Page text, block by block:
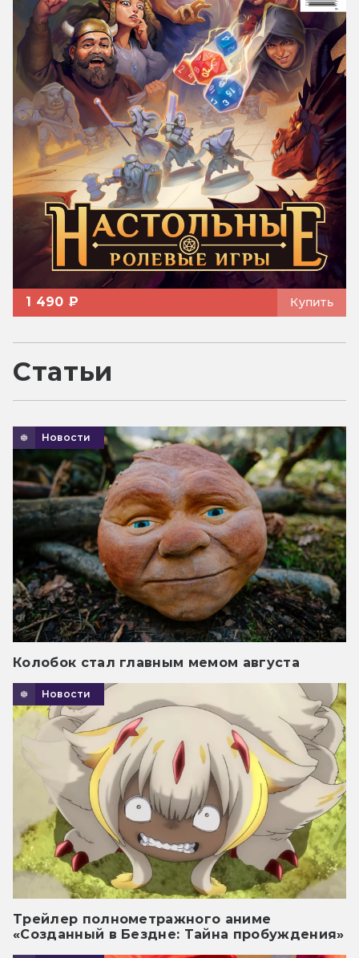
1 490 ₽ Купить
Статьи
Новости
Колобок стал главным мемом августа
Новости
Трейлер полнометражного аниме
«Созданный в Бездне: Тайна пробуждения»